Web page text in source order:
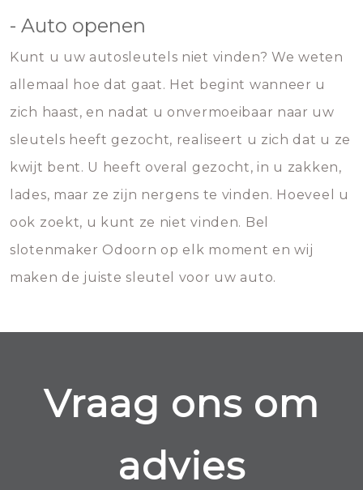
- Auto openen
Kunt u uw autosleutels niet vinden? We weten
allemaal hoe dat gaat. Het begint wanneer u
zich haast, en nadat u onvermoeibaar naar uw
sleutels heeft gezocht, realiseert u zich dat u ze
kwijt bent. U heeft overal gezocht, in u zakken,
lades, maar ze zijn nergens te vinden. Hoeveel u
ook zoekt, u kunt ze niet vinden. Bel
slotenmaker Odoorn op elk moment en wij
maken de juiste sleutel voor uw auto.
Vraag ons om
advies